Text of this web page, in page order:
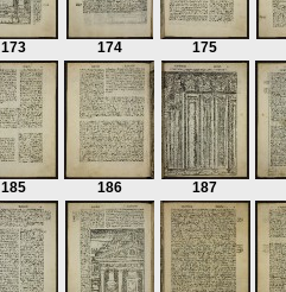
173 174 175
185 186 187